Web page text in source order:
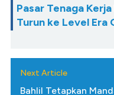
Pasar Tenaga
Turun ke Level Era
Next Article
Bahlil Tetapkan